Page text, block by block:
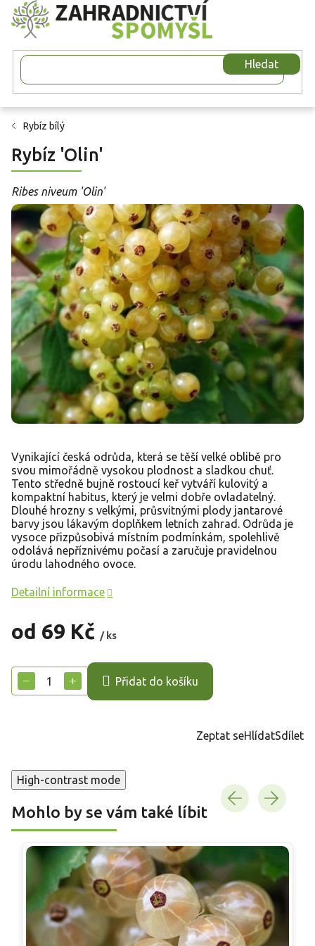
Přejít
na
obsah
Hledat
Rybíz bílý
Rybíz 'Olin'
Ribes niveum 'Olin'
od 69 Kč / ks
cena:
+
− Přidat do košíku
Vynikající česká odrůda, která se těší velké oblibě pro
svou mimořádně vysokou plodnost a sladkou chuť.
Tento středně bujně rostoucí keř vytváří kulovitý a
kompaktní habitus, který je velmi dobře ovladatelný.
Dlouhé hrozny s velkými, průsvitnými plody jantarové
barvy jsou lákavým doplňkem letních zahrad. Odrůda je
vysoce přizpůsobivá místním podmínkám, spolehlivě
odolává nepříznivému počasí a zaručuje pravidelnou
úrodu lahodného ovoce.
Detailní informace
Zeptat seHlídatSdílet
High-contrast mode
Mohlo by se vám také líbit